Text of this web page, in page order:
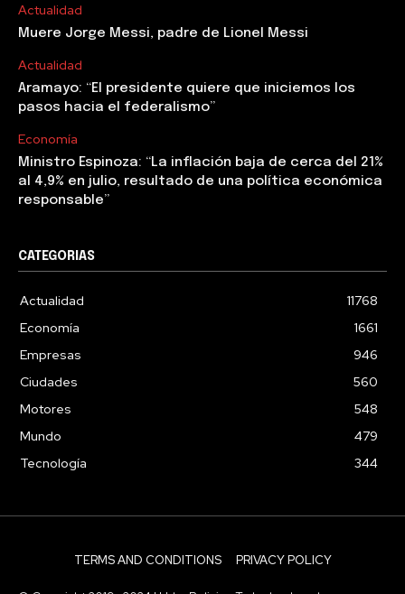
Actualidad
Muere Jorge Messi, padre de Lionel Messi
Actualidad
Aramayo: “El presidente quiere que iniciemos los
pasos hacia el federalismo”
Economía
Ministro Espinoza: “La inflación baja de cerca del 21%
al 4,9% en julio, resultado de una política económica
responsable”
CATEGORIAS
Actualidad
11768
Economía
1661
Empresas
946
Ciudades
560
Motores
548
Mundo
479
Tecnología
344
TERMS AND CONDITIONS PRIVACY POLICY